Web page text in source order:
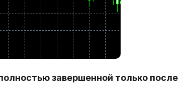
завершенной только после